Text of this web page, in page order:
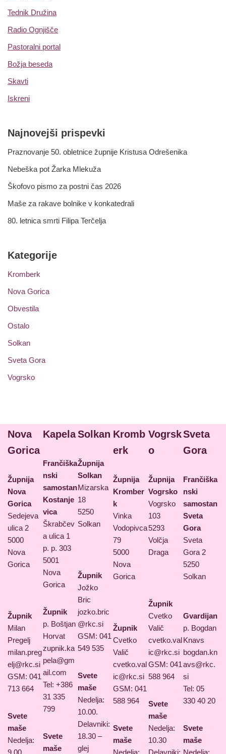
Tednik Družina
Radio Ognjišče
Pastoralni portal
Božja beseda
Skavti
Iskreni
Najnovejši prispevki
Praznovanje 50. obletnice župnije Kristusa Odrešenika
Nebeška pot Žarka Mlekuža
Škofovo pismo za postni čas 2026
Maše za rakave bolnike v konkatedrali
80. letnica smrti Filipa Terčelja
Kategorije
Kromberk
Nova Gorica
Obvestila
Ostalo
Solkan
Sveta Gora
Vogrsko
Nova
Gorica
Župnija
Nova
Gorica
Sedejeva
ulica 2
5000
Nova
Gorica
Župnik
Milan
Pregelj
milan.preg
elj@rkc.si
GSM: 041
713 664
Svete
maše
Nedelja:
9.00,
Kapela
Frančiška
nski
samostan
Kostanje
vica
Škrabčev
a ulica 1
p. p. 303
5001
Nova
Gorica
Župnik
p. Boštjan
Horvat
zupnik.ka
pela@gm
ail.com
Tel: +386
31 335
799
Svete
maše
Solkan
Župnija
Solkan
Mizarska
18
5250
Solkan
Župnik
Jožko
Bric
jozko.bric
@rkc.si
GSM: 041
549 535
Svete
maše
Nedelja:
10.00.
Delavniki:
18.30 –
glej
Kromb
erk
Župnija
Kromber
k
Vinka
Vodopivca
79
5000
Nova
Gorica
Župnik
Cvetko
Valič
cvetko.val
ic@rkc.si
GSM: 041
588 964
Svete
maše
Nedelja:
Vogrsk
o
Župnija
Vogrsko
Vogrsko
103
5293
Volčja
Draga
Župnik
Cvetko
Valič
cvetko.val
ic@rkc.si
GSM: 041
588 964
Svete
maše
Nedelja:
10.30
Delavniki:
Sveta
Gora
Frančiška
nski
samostan
Sveta
Gora
Sveta
Gora 2
5250
Solkan
Gvardijan
p. Bogdan
Knavs
bogdan.kn
avs@rkc.
si
Tel: 05
330 40 20
Svete
maše
Nedelja: